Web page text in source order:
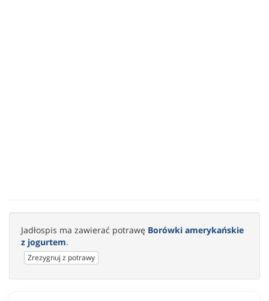
Jadłospis ma zawierać potrawę Borówki amerykańskie
z jogurtem.
Zrezygnuj z potrawy